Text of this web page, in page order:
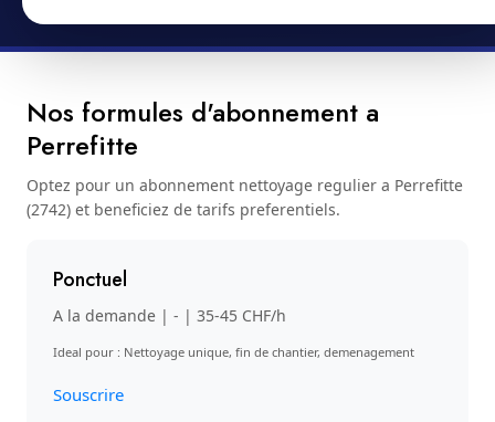
Nos formules d'abonnement a
Perrefitte
Optez pour un abonnement nettoyage regulier a Perrefitte
(2742) et beneficiez de tarifs preferentiels.
Ponctuel
A la demande | - | 35-45 CHF/h
Ideal pour : Nettoyage unique, fin de chantier, demenagement
Souscrire